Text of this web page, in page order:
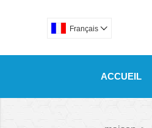
Français 
ACCUEIL